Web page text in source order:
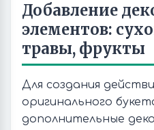
Добавление
элементов:
травы, фрукты
Для создания
оригинального
дополнительные